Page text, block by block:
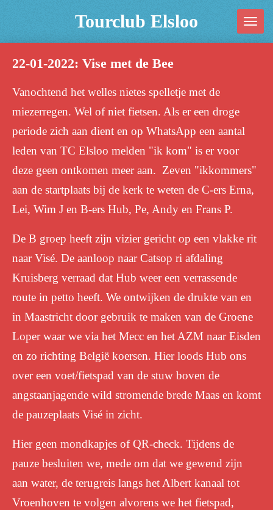
de
Tourclub Elsloo
22-01-2022: Vise met de Bee
Vanochtend het welles nietes spelletje met de
miezerregen. Wel of niet fietsen. Als er een droge
periode zich aan dient en op WhatsApp een aantal
leden van TC Elsloo melden "ik kom" is er voor
deze geen ontkomen meer aan. Zeven "ikkommers"
aan de startplaats bij de kerk te weten de C-ers Erna,
Lei, Wim J en B-ers Hub, Pe, Andy en Frans P.
De B groep heeft zijn vizier gericht op een vlakke rit
naar Visé. De aanloop naar Catsop ri afdaling
Kruisberg verraad dat Hub weer een verrassende
route in petto heeft. We ontwijken de drukte van en
in Maastricht door gebruik te maken van de Groene
Loper waar we via het Mecc en het AZM naar Eisden
en zo richting België koersen. Hier loods Hub ons
over een voet/fietspad van de stuw boven de
angstaanjagende wild stromende brede Maas en komt
de pauzeplaats Visé in zicht.
Hier geen mondkapjes of QR-check. Tijdens de
pauze besluiten we, mede om dat we gewend zijn
aan water, de terugreis langs het Albert kanaal tot
Vroenhoven te volgen alvorens we het fietspad,